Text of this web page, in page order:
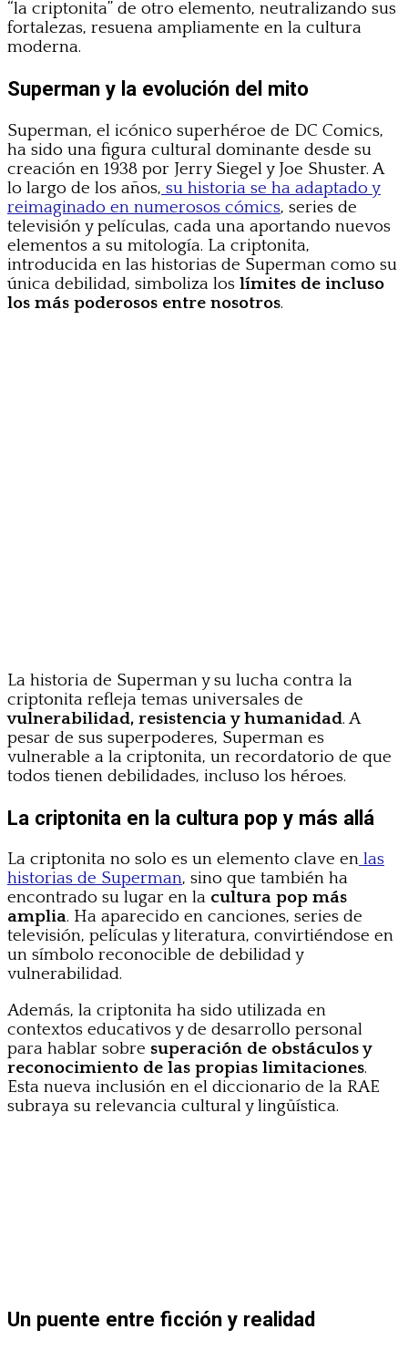
“la criptonita” de otro elemento, neutralizando sus
fortalezas, resuena ampliamente en la cultura
moderna.
Superman y la evolución del mito
Superman, el icónico superhéroe de DC Comics,
ha sido una figura cultural dominante desde su
creación en 1938 por Jerry Siegel y Joe Shuster. A
lo largo de los años, su historia se ha adaptado y
reimaginado en numerosos cómics, series de
televisión y películas, cada una aportando nuevos
elementos a su mitología. La criptonita,
introducida en las historias de Superman como su
única debilidad, simboliza los límites de incluso
los más poderosos entre nosotros.
La historia de Superman y su lucha contra la
criptonita refleja temas universales de
vulnerabilidad, resistencia y humanidad. A
pesar de sus superpoderes, Superman es
vulnerable a la criptonita, un recordatorio de que
todos tienen debilidades, incluso los héroes.
La criptonita en la cultura pop y más allá
La criptonita no solo es un elemento clave en las
historias de Superman, sino que también ha
encontrado su lugar en la cultura pop más
amplia. Ha aparecido en canciones, series de
televisión, películas y literatura, convirtiéndose en
un símbolo reconocible de debilidad y
vulnerabilidad.
Además, la criptonita ha sido utilizada en
contextos educativos y de desarrollo personal
para hablar sobre superación de obstáculos y
reconocimiento de las propias limitaciones.
Esta nueva inclusión en el diccionario de la RAE
subraya su relevancia cultural y lingüística.
Un puente entre ficción y realidad